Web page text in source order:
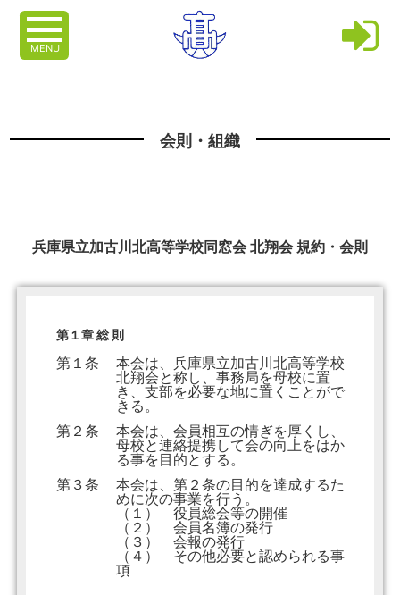
MENU
会則・組織
兵庫県立加古川北高等学校同窓会 北翔会 規約・会則
第１章 総 則
第１条
本会は、兵庫県立加古川北高等学校
北翔会と称し、事務局を母校に置
き、支部を必要な地に置くことがで
きる。
第２条
本会は、会員相互の情ぎを厚くし、
母校と連絡提携して会の向上をはか
る事を目的とする。
第３条
本会は、第２条の目的を達成するた
めに次の事業を行う。
（１） 役員総会等の開催
（２） 会員名簿の発行
（３） 会報の発行
（４） その他必要と認められる事
項